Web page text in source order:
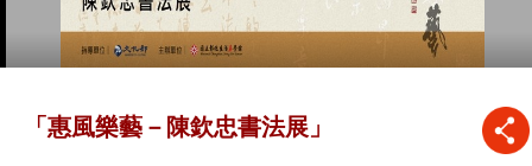
「惠風樂藝－陳欽忠書法展」